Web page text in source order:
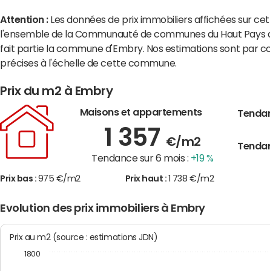
Attention : Les données de prix immobiliers affichées sur
l'ensemble de la Communauté de communes du Haut Pays
fait partie la commune d'Embry. Nos estimations sont par
précises à l'échelle de cette commune.
Prix du m2 à Embry
Maisons et appartements
1 357 €/m2
Tendance sur 6 mois : +19 %
Prix bas : 975 €/m2 Prix haut : 1 738 €/m2
Evolution des prix immobiliers à Embry
Prix au m2 (source : estimations JDN)
1800